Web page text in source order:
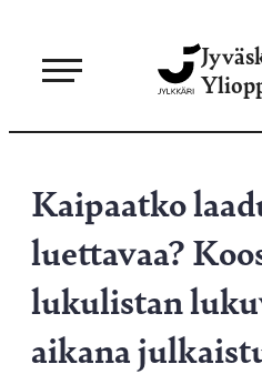
sisältöön
Kaipaatko
luettavaa?
lukulistan
aikana